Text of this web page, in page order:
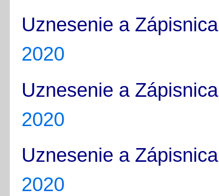
Uznesenie a
2020
Uznesenie a
2020
Uznesenie a
2020